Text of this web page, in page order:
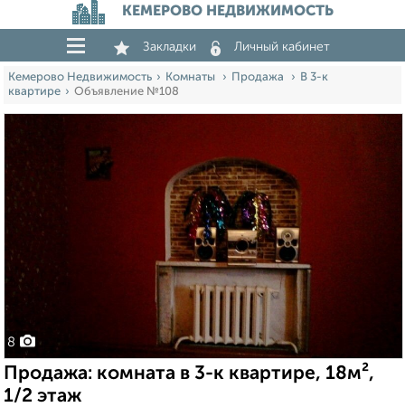
КЕМЕРОВО НЕДВИЖИМОСТЬ
Закладки Личный кабинет
Кемерово Недвижимость Комнаты Продажа
В 3-к
квартире
Объявление №108
8
Продажа: комната в 3-к квартире, 18м²,
1/2 этаж